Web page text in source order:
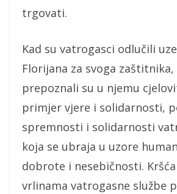
trgovati.
Kad su vatrogasci odlučili
Florijana za svoga zaštitnika,
prepoznali su u njemu
primjer vjere i solidarnosti,
spremnosti i solidarnosti
koja se ubraja u uzore
dobrote i nesebičnosti.
vrlinama vatrogasne službe